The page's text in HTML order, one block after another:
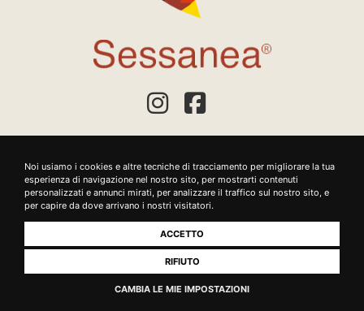
Noi usiamo i cookies e altre tecniche di tracciamento per migliorare la tua
esperienza di navigazione nel nostro sito, per mostrarti contenuti
personalizzati e annunci mirati, per analizzare il traffico sul nostro sito, e
per capire da dove arrivano i nostri visitatori.
ACCETTO
RIFIUTO
CAMBIA LE MIE IMPOSTAZIONI
TERMINI E CONDIZIONI DI VENDITA